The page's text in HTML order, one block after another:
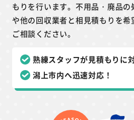
もりを行います。不用品・廃品
や他の回収業者と相見積もりを
ご相談ください。
熟練スタッフが見積もりに
潟上市内へ迅速対応！